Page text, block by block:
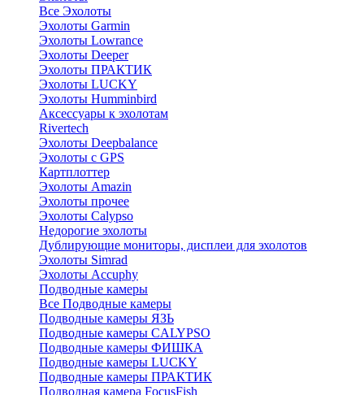
Все Эхолоты
Эхолоты Garmin
Эхолоты Lowrance
Эхолоты Deeper
Эхолоты ПРАКТИК
Эхолоты LUCKY
Эхолоты Humminbird
Аксессуары к эхолотам
Rivertech
Эхолоты Deepbalance
Эхолоты с GPS
Картплоттер
Эхолоты Amazin
Эхолоты прочее
Эхолоты Calypso
Недорогие эхолоты
Дублирующие мониторы, дисплеи для эхолотов
Эхолоты Simrad
Эхолоты Accuphy
Подводные камеры
Все Подводные камеры
Подводные камеры ЯЗЬ
Подводные камеры CALYPSO
Подводные камеры ФИШКА
Подводные камеры LUCKY
Подводные камеры ПРАКТИК
Подводная камера FocusFish